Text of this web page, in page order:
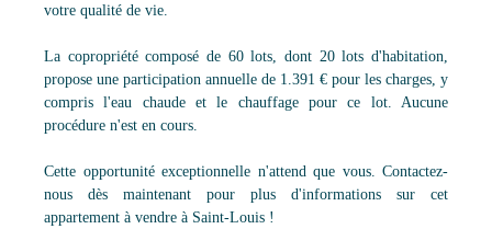
votre qualité de vie.
La copropriété composé de 60 lots, dont 20 lots d'habitation,
propose une participation annuelle de 1.391 € pour les charges, y
compris l'eau chaude et le chauffage pour ce lot. Aucune
procédure n'est en cours.
Cette opportunité exceptionnelle n'attend que vous. Contactez-
nous dès maintenant pour plus d'informations sur cet
appartement à vendre à Saint-Louis !